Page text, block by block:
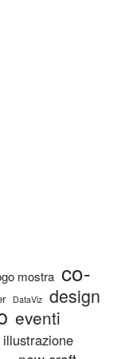
mostra co-
DataViz design
eventi
illustrazione